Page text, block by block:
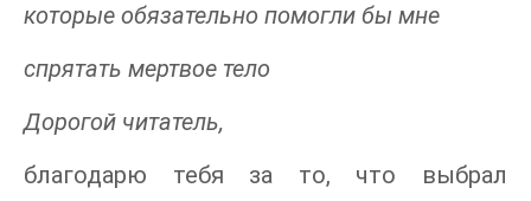
которые обязательно помогли бы мне
спрятать мертвое тело
Дорогой читатель,
благодарю тебя за то, что выбрал